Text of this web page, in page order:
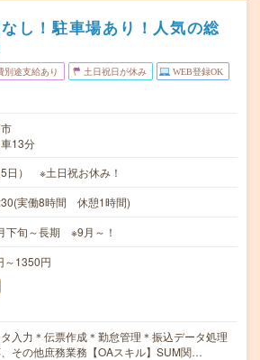
なし！駐車場あり！人気の総
別途支給あり 土日祝日が休み WEB登録OK
13分
日） ※土日祝お休み！
実働8時間 休憩1時間)
下旬～長期 ※9月～！
～1350円
入力＊伝票作成＊勤怠管理＊振込データ処理
、その他庶務業務【OAスキル】SUM関…